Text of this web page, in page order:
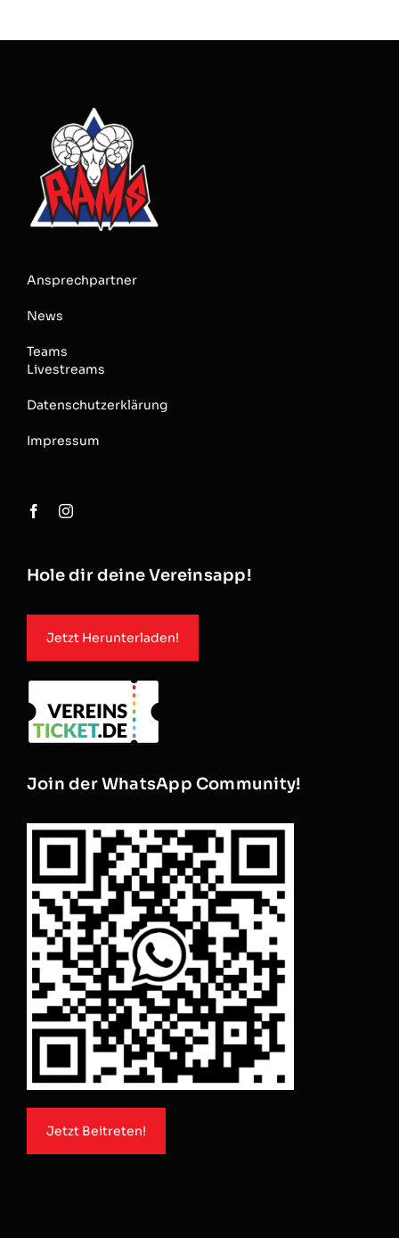
Ansprechpartner
News
Teams
Livestreams
Datenschutzerklärung
Impressum
Hole dir deine Vereinsapp!
Jetzt Herunterladen!
Join der WhatsApp Community!
Jetzt Beitreten!